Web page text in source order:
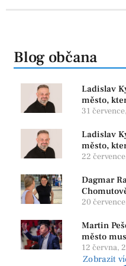
Blog občana
Ladislav
město,
program,
31
Ladislav
město,
22
Dagmar
20
Martin
město
12 června,
Zobrazit